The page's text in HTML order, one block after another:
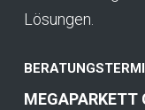
Lösungen.
MEGAPARKETT